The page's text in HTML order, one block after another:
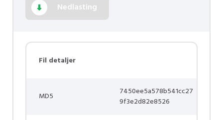
Nedlasting
Fil detaljer
MD5
7450ee5a578b541cc27
9f3e2d82e8526